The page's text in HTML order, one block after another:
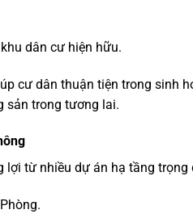
dân cư hiện hữu.
cư dân thuận tiện trong sinh
sản trong tương lai.
lợi từ nhiều dự án hạ tầng trọng